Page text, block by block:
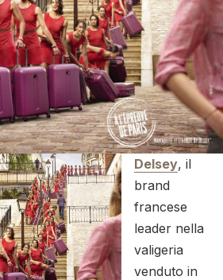
Delsey, il
brand
francese
leader nella
valigeria
venduto in